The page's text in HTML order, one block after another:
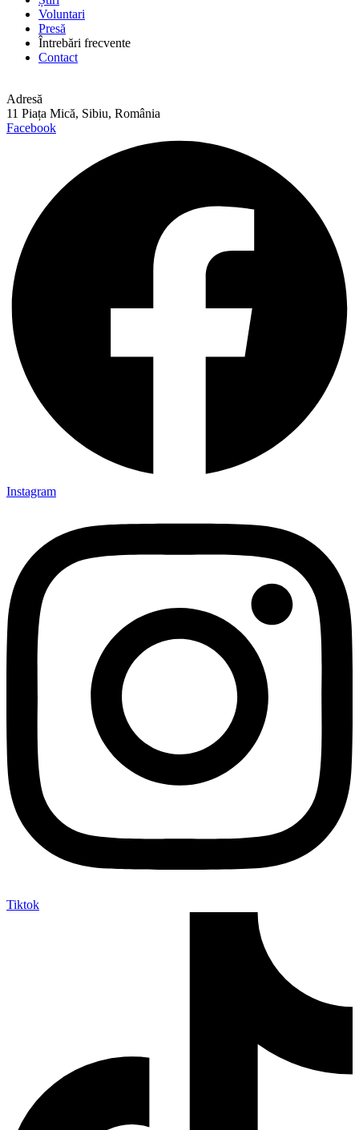
Voluntari
Presă
Întrebări frecvente
Contact
Adresă
11 Piața Mică, Sibiu, România
Facebook
Instagram
Tiktok